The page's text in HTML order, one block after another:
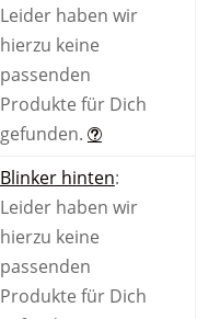
Leider haben wir
hierzu keine
passenden
Produkte für Dich
gefunden.
Blinker hinten:
Leider haben wir
hierzu keine
passenden
Produkte für Dich